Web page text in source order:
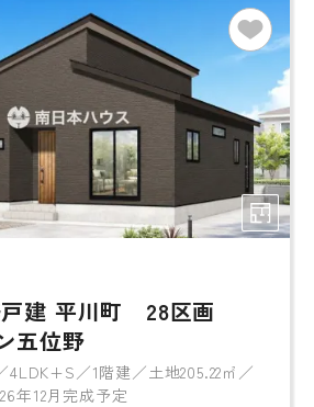
戸建 平川町 28区画
五位野
4LDK+S／1階建／土地205.22㎡／
年12月完成予定